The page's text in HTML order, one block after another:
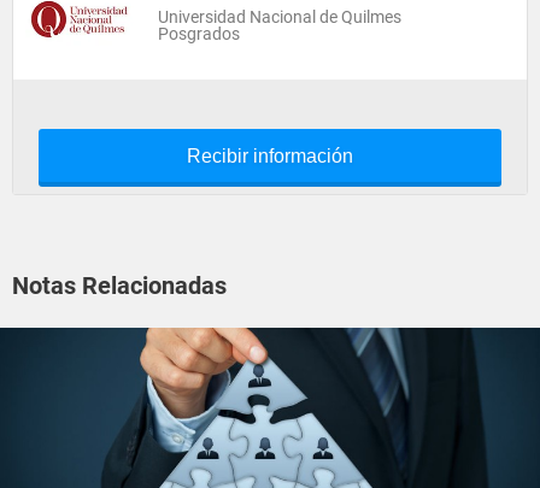
Universidad Nacional de Quilmes
Posgrados
Recibir información
Notas Relacionadas